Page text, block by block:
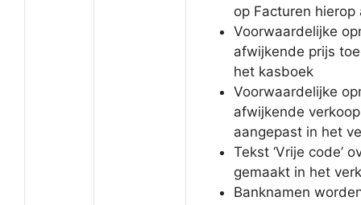
op Facturen hierop
Voorwaardelijke
afwijkende prijs
het kasboek
Voorwaardelijke
afwijkende
aangepast in het
Tekst ‘Vrije code’
gemaakt in het
Banknamen